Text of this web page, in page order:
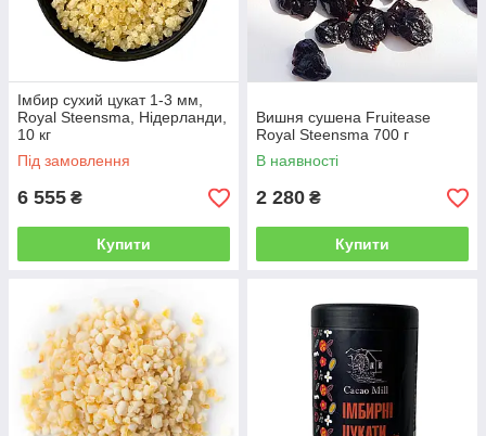
Імбир сухий цукат 1-3 мм,
Royal Steensma, Нідерланди,
10 кг
Під замовлення
6 555 ₴
Купити
Вишня сушена Fruitease
Royal Steensma 700 г
В наявності
2 280 ₴
Купити